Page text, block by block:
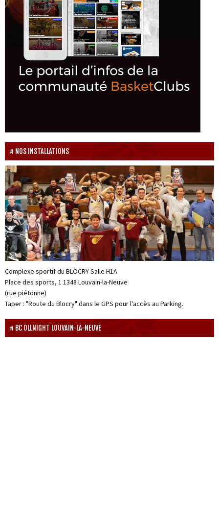
NOS INSTALLATIONS
Complexe sportif du BLOCRY Salle H1A
Place des sports, 1 1348 Louvain-la-Neuve
(rue piétonne)
Taper : "Route du Blocry" dans le GPS pour l'accès au Parking.
BC OLLNIGHT LOUVAIN-LA-NEUVE